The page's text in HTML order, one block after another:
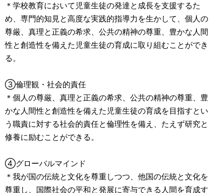
＊学校教育において児童生徒の発達と成長を支援するた
め、専門的知見と高度な実践的指導力を生かして、個人の
尊厳、真理と正義の希求、公共の精神の尊重、豊かな人間
性と創造性を備えた児童生徒の育成に取り組むことができ
る。
③倫理観・社会的責任
＊個人の尊厳、真理と正義の希求、公共の精神の尊重、豊
かな人間性と創造性を備えた児童生徒の育成を目指すとい
う職責に対する社会的責任と倫理性を備え、たえず研究と
修養に励むことができる。
④グローバルマインド
＊我が国の伝統と文化を尊重しつつ、他国の伝統と文化を
尊重し、国際社会の平和と発展に寄与できる人間を育成す